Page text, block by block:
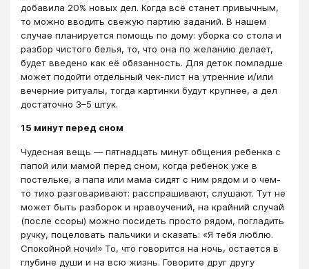
добавила 20% новых дел. Когда всё станет привычным,
то можно вводить свежую партию заданий. В нашем
случае планируется помощь по дому: уборка со стола и
разбор чистого белья, то, что она по желанию делает,
будет введено как её обязанность. Для деток помладше
может подойти отдельный чек-лист на утренние и/или
вечерние ритуалы, тогда картинки будут крупнее, а дел
достаточно 3–5 штук.
15 минут перед сном
Чудесная вещь — пятнадцать минут общения ребенка с
папой или мамой перед сном, когда ребенок уже в
постельке, а папа или мама сидят с ним рядом и о чем-
то тихо разговаривают: расспрашивают, слушают. Тут не
может быть разборок и нравоучений, на крайний случай
(после ссоры) можно посидеть просто рядом, погладить
ручку, поцеловать пальчики и сказать: «Я тебя люблю.
Спокойной ночи!» То, что говорится на ночь, остается в
глубине души и на всю жизнь. Говорите друг другу